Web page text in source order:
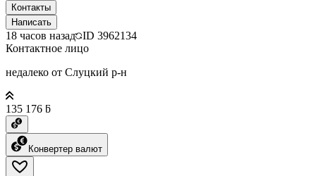
Контакты
Написать
18 часов назад ID 3962134
Контактное лицо
недалеко от Слуцкий р-н
135 176 ƃ
Конвертер валют